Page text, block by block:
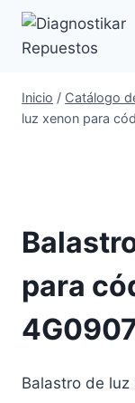
Saltar
contenido
Inicio / Catálogo
luz xenon para
para
Balastro de